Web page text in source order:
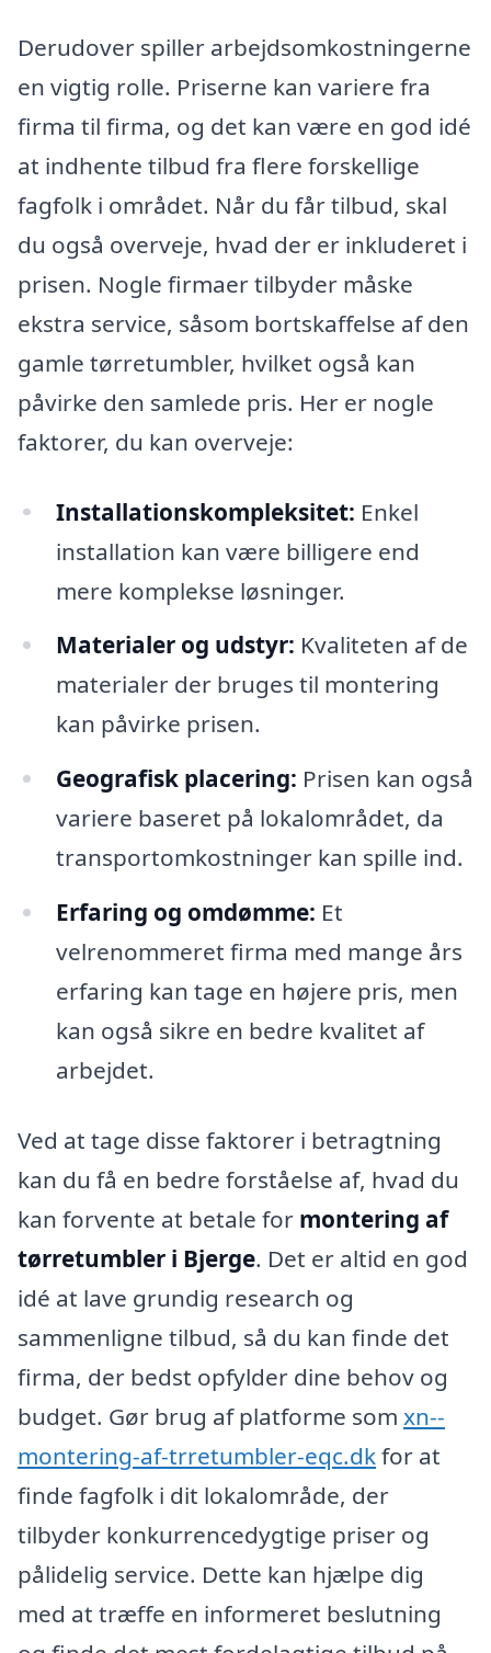
Derudover spiller arbejdsomkostningerne
en vigtig rolle. Priserne kan variere fra
firma til firma, og det kan være en god idé
at indhente tilbud fra flere forskellige
fagfolk i området. Når du får tilbud, skal
du også overveje, hvad der er inkluderet i
prisen. Nogle firmaer tilbyder måske
ekstra service, såsom bortskaffelse af den
gamle tørretumbler, hvilket også kan
påvirke den samlede pris. Her er nogle
faktorer, du kan overveje:
Installationskompleksitet: Enkel
installation kan være billigere end
mere komplekse løsninger.
Materialer og udstyr: Kvaliteten af de
materialer der bruges til montering
kan påvirke prisen.
Geografisk placering: Prisen kan også
variere baseret på lokalområdet, da
transportomkostninger kan spille ind.
Erfaring og omdømme: Et
velrenommeret firma med mange års
erfaring kan tage en højere pris, men
kan også sikre en bedre kvalitet af
arbejdet.
Ved at tage disse faktorer i betragtning
kan du få en bedre forståelse af, hvad du
kan forvente at betale for montering af
tørretumbler i Bjerge. Det er altid en god
idé at lave grundig research og
sammenligne tilbud, så du kan finde det
firma, der bedst opfylder dine behov og
budget. Gør brug af platforme som xn--
montering-af-trretumbler-eqc.dkfor at
finde fagfolk i dit lokalområde, der
tilbyder konkurrencedygtige priser og
pålidelig service. Dette kan hjælpe dig
med at træffe en informeret beslutning